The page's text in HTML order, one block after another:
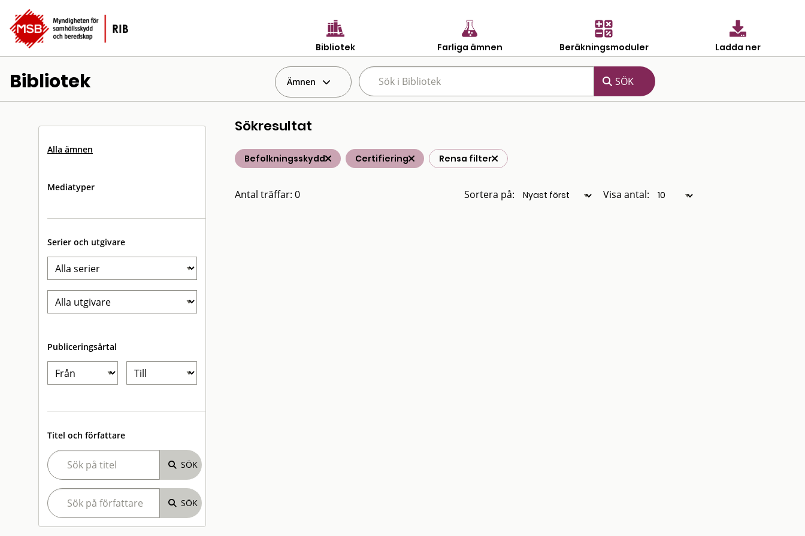
Bibliotek Farliga ämnen Beräkningsmoduler Ladda ner
Bibliotek Ämnen
Alla ämnen
Mediatyper
Serier och utgivare
Publiceringsårtal
Titel och författare
Sökresultat
Befolkningsskydd Certifiering Rensa filter
Antal träffar: 0 Sortera på: Visa antal: